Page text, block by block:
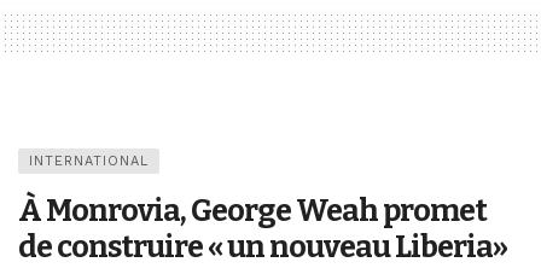
INTERNATIONAL
À Monrovia, George Weah promet
de construire « un nouveau Liberia»